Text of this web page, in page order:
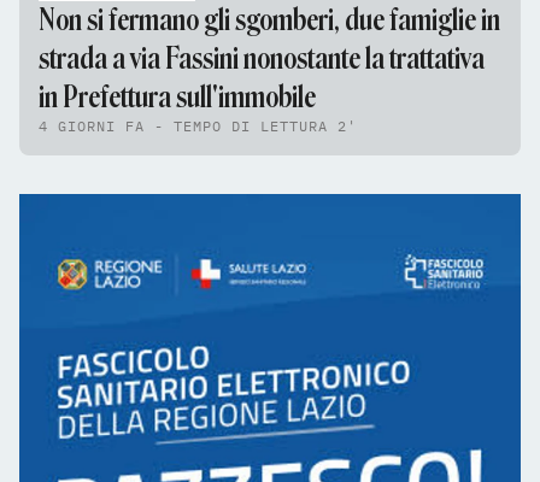
Non si fermano gli sgomberi, due famiglie in
strada a via Fassini nonostante la trattativa
in Prefettura sull'immobile
4 GIORNI FA - TEMPO DI LETTURA 2'